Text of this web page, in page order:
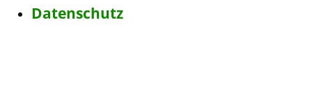
Datenschutz